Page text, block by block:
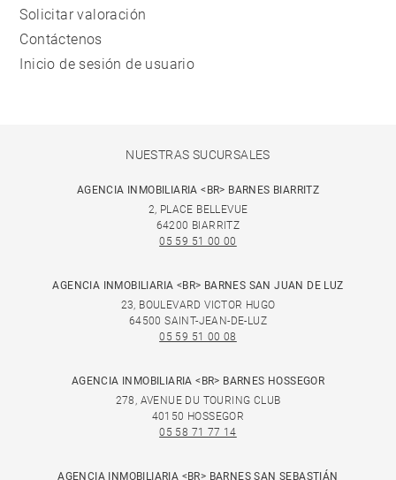
Solicitar valoración
Contáctenos
Inicio de sesión de usuario
NUESTRAS SUCURSALES
AGENCIA INMOBILIARIA <BR> BARNES BIARRITZ
2, PLACE BELLEVUE
64200 BIARRITZ
05 59 51 00 00
AGENCIA INMOBILIARIA <BR> BARNES SAN JUAN DE LUZ
23, BOULEVARD VICTOR HUGO
64500 SAINT-JEAN-DE-LUZ
05 59 51 00 08
AGENCIA INMOBILIARIA <BR> BARNES HOSSEGOR
278, AVENUE DU TOURING CLUB
40150 HOSSEGOR
05 58 71 77 14
AGENCIA INMOBILIARIA <BR> BARNES SAN SEBASTIÁN